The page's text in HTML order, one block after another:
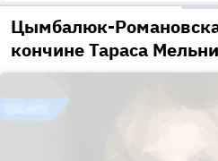
Цымбалюк-
кончине Тараса